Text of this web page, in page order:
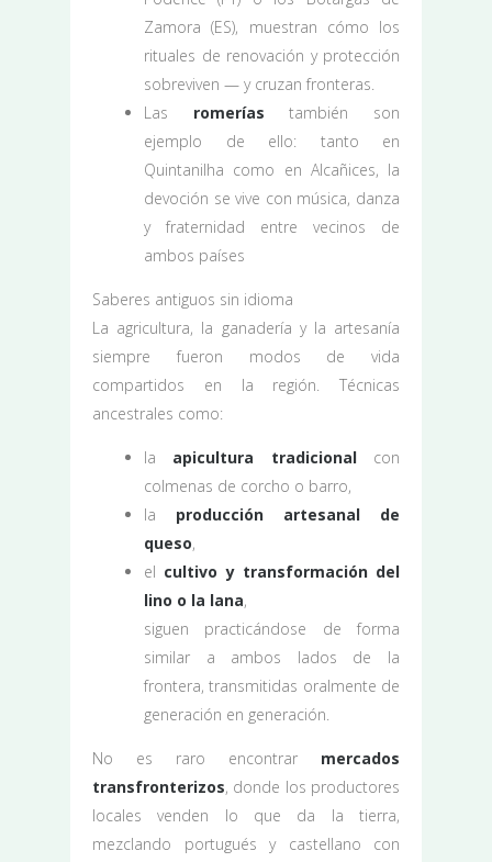
Zamora (ES), muestran cómo los
rituales de renovación y protección
sobreviven — y cruzan fronteras.
Las romerías también son
ejemplo de ello: tanto en
Quintanilha como en Alcañices, la
devoción se vive con música, danza
y fraternidad entre vecinos de
ambos países
Saberes antiguos sin idioma
La agricultura, la ganadería y la artesanía
siempre fueron modos de vida
compartidos en la región. Técnicas
ancestrales como:
la apicultura tradicionalcon
colmenas de corcho o barro,
la producción artesanal de
queso,
el cultivo y transformación del
lino o la lana,
siguen practicándose de forma
similar a ambos lados de la
frontera, transmitidas oralmente de
generación en generación.
No es raro encontrar mercados
transfronterizos, donde los productores
locales venden lo que da la tierra,
mezclando portugués y castellano con